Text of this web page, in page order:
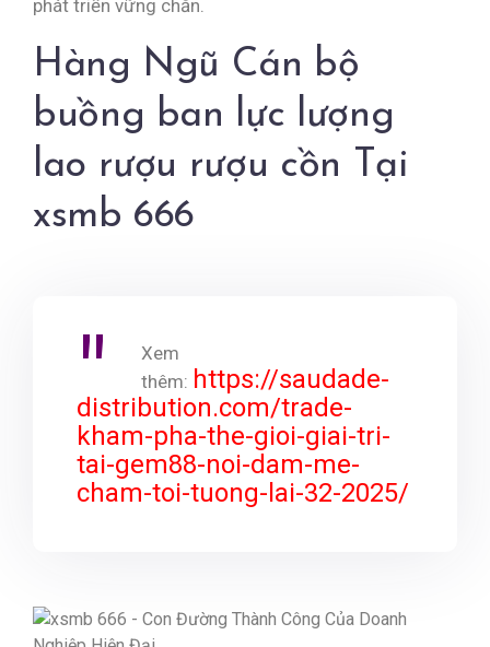
phát triển vững chắn.
Hàng Ngũ Cán bộ
buồng ban lực lượng
lao rượu rượu cồn Tại
xsmb 666
Xem
thêm: https://saudade-
distribution.com/trade-
kham-pha-the-gioi-giai-tri-
tai-gem88-noi-dam-me-
cham-toi-tuong-lai-32-2025/